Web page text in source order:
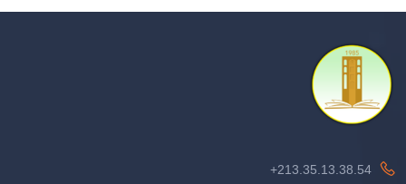
213.35.13.38.54+